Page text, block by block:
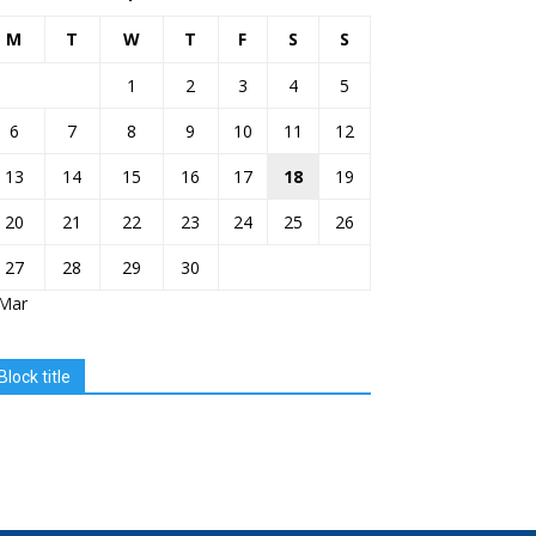
M T W T F S S
1 2 3 4
5
6
7 8 9 10 11
12
13
14 15 16 17 18
19
20
21 22 23 24 25
26
27
28 29
30
title